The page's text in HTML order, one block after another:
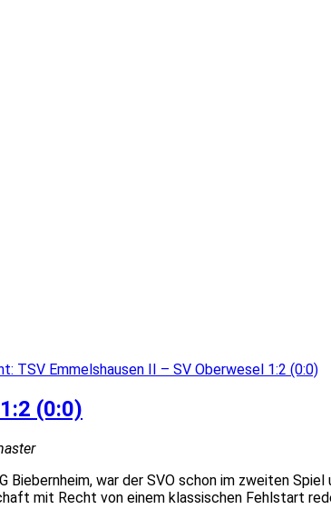
TSV Emmelshausen II – SV Oberwesel 1:2 (0:0)
(0:0)
war der SVO schon im zweiten
mit Recht von einem klassischen Fehlstart